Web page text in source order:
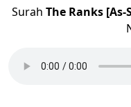
Surah The Ranks [As-